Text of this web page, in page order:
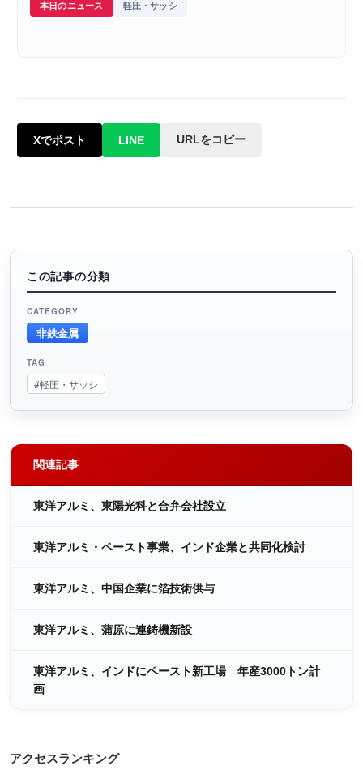
本日のニュース 軽圧・サッシ
Xでポスト LINE URLをコピー
この記事の分類
CATEGORY
非鉄金属
TAG
#軽圧・サッシ
関連記事
東洋アルミ、東陽光科と合弁会社設立
東洋アルミ・ペースト事業、インド企業と共同化検討
東洋アルミ、中国企業に箔技術供与
東洋アルミ、蒲原に連鋳機新設
東洋アルミ、インドにペースト新工場 年産3000トン計
画
アクセスランキング